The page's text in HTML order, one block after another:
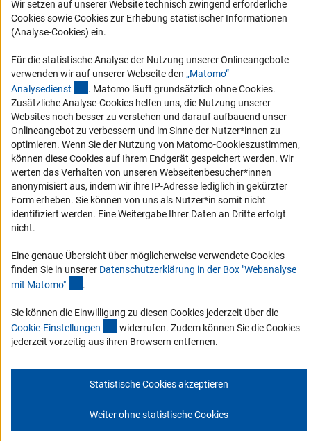
Logo und Corporate Design
RSS-Feeds
Vergabeverfahren
Barrierefreiheit
Service und Informationen für Menschen mit Behinderungen
Erklärung zur Barrierefreiheit
Barriere melden
DFG-aktuell
Erhalten Sie Neuigkeiten aus der DFG direkt in Ihr Mailpostfach oder
schauen Sie sich die Ausgaben online an.
Zum Newsletter
Impressum Datenschutz Cookie-Einstellungen
Wir setzen auf unserer Website technisch zwingend erforderliche
Cookies sowie Cookies zur Erhebung statistischer Informationen
(Analyse-Cookies) ein.
Für die statistische Analyse der Nutzung unserer Onlineangebote
verwenden wir auf unserer Webseite den „Matomo“
Analysedienst (externer Link)
. Matomo läuft grundsätzlich ohne Cookies.
Zusätzliche Analyse-Cookies helfen uns, die Nutzung unserer
Websites noch besser zu verstehen und darauf aufbauend unser
Onlineangebot zu verbessern und im Sinne der Nutzer*innen zu
optimieren. Wenn Sie der Nutzung von Matomo-Cookieszustimmen,
können diese Cookies auf Ihrem Endgerät gespeichert werden. Wir
werten das Verhalten von unseren Webseitenbesucher*innen
anonymisiert aus, indem wir ihre IP-Adresse lediglich in gekürzter
Form erheben. Sie können von uns als Nutzer*in somit nicht
identifiziert werden. Eine Weitergabe Ihrer Daten an Dritte erfolgt
nicht.
Eine genaue Übersicht über möglicherweise verwendete Cookies
finden Sie in unserer Datenschutzerklärung in der Box "Webanalyse
mit Matomo" .
Sie können die Einwilligung zu diesen Cookies jederzeit über die
Cookie-Einstellungen (interner Link)
widerrufen. Zudem können Sie die Cookies
jederzeit vorzeitig aus ihren Browsern entfernen.
Statistische Cookies akzeptieren
Weiter ohne statistische Cookies